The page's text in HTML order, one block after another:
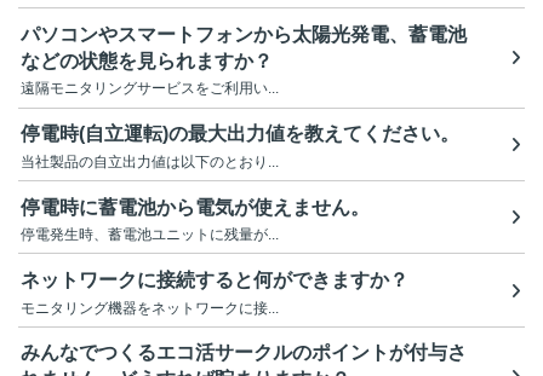
パソコンやスマートフォンから太陽光発電、蓄電池
などの状態を見られますか？
遠隔モニタリングサービスをご利用い...
停電時(自立運転)の最大出力値を教えてください。
当社製品の自立出力値は以下のとおり...
停電時に蓄電池から電気が使えません。
停電発生時、蓄電池ユニットに残量が...
ネットワークに接続すると何ができますか？
モニタリング機器をネットワークに接...
みんなでつくるエコ活サークルのポイントが付与さ